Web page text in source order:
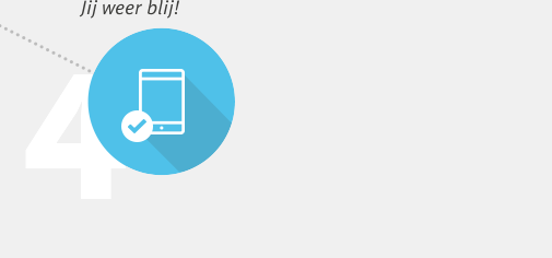
Jij weer blij!